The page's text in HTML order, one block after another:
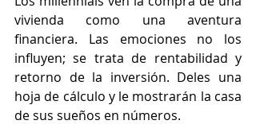
vivienda como una aventura
financiera. Las emociones no los
influyen; se trata de rentabilidad y
retorno de la inversión. Deles una
hoja de cálculo y le mostrarán la casa
de sus sueños en números.